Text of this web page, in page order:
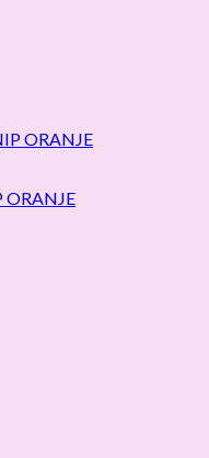
ORANJE